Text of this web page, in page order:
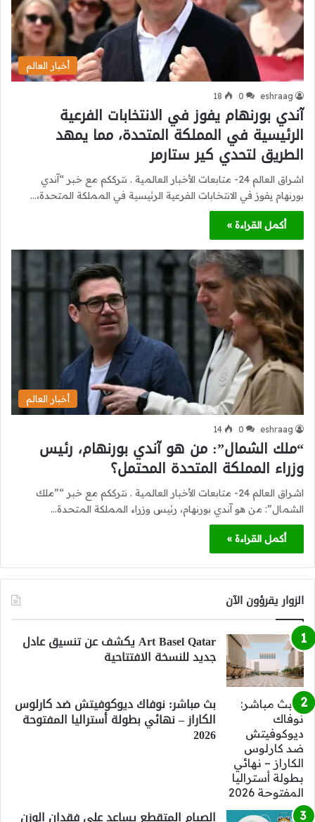
أخبار العالم
eshraag
0
18
آندي بورنهام يفوز في الانتخابات الفرعية
الرئيسية في المملكة المتحدة، مما يمهد
الطريق لتحدي كير ستارمر
اشراق العالم 24- متابعات الأخبار العالمية . نترككم مع خبر “آندي
بورنهام يفوز في الانتخابات الفرعية الرئيسية في المملكة المتحدة،…
أكمل القراءة »
أخبار العالم
eshraag
0
14
“ملك الشمال”: من هو آندي بورنهام، رئيس
وزراء المملكة المتحدة المحتمل؟
اشراق العالم 24- متابعات الأخبار العالمية . نترككم مع خبر “”ملك
الشمال”: من هو آندي بورنهام، رئيس وزراء المملكة المتحدة…
أكمل القراءة »
الزوار يقرؤون الآن
Art Basel Qatar يكشف عن تنسيق عادل
جديد للنسخة الافتتاحية
بث مباشر: نوفاك ديوكوفيتش ضد كارلوس
الكاراز – نهائي بطولة أستراليا المفتوحة
2026
الصيام المتقطع يساعد على فقدان الوزن